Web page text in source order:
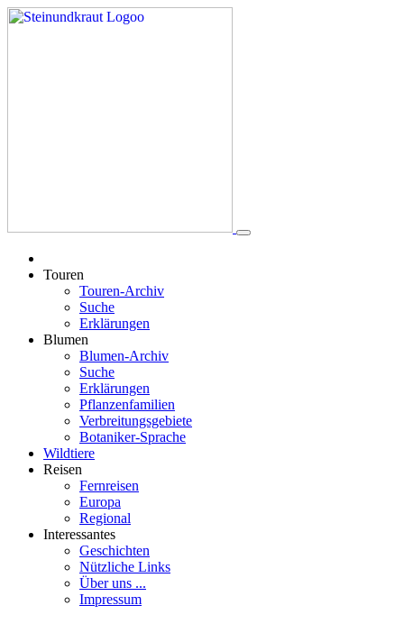
Touren
Touren-Archiv
Suche
Erklärungen
Blumen
Blumen-Archiv
Suche
Erklärungen
Pflanzenfamilien
Verbreitungsgebiete
Botaniker-Sprache
Wildtiere
Reisen
Fernreisen
Europa
Regional
Interessantes
Geschichten
Nützliche Links
Über uns ...
Impressum